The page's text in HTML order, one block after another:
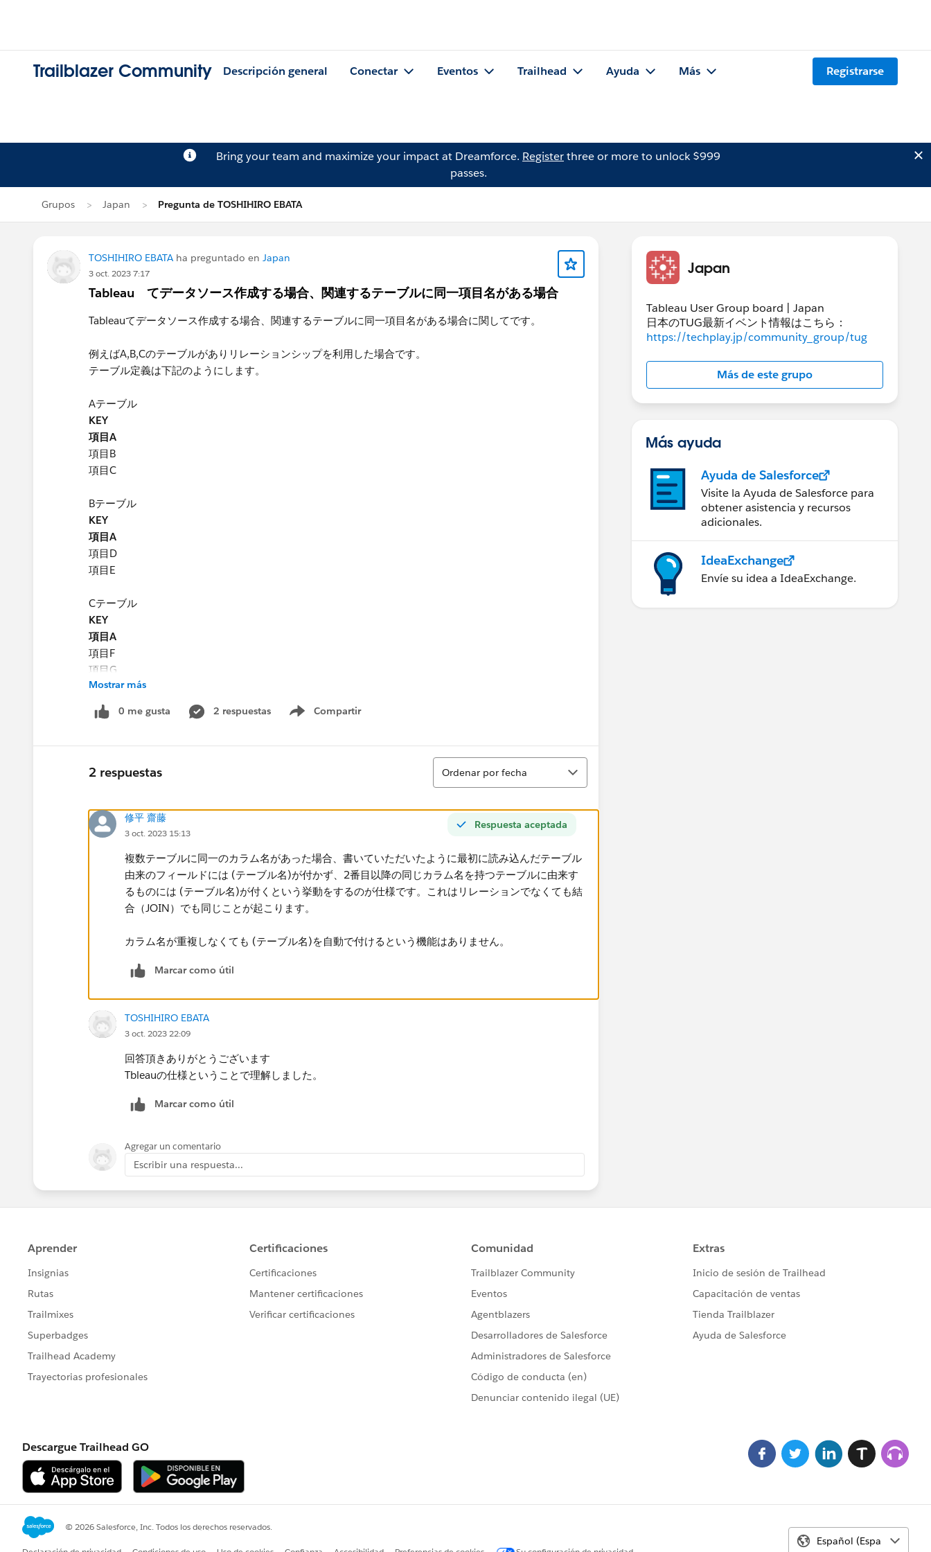
Trailblazer Community Descripción general Conectar Eventos Trailhead Ayuda Más Registrarse
Bring your team and maximize your impact at Dreamforce. Registerthree or more to unlock $999
passes.
Grupos Japan Pregunta de TOSHIHIRO EBATA
TOSHIHIRO EBATA ha preguntado en Japan
3 oct. 2023 7:17
Tableau てデータソース作成する場合、関連するテーブルに同一項目名がある場合
Tableauてデータソース作成する場合、関連するテーブルに同一項目名がある場合に関してです。
例えばA,B,Cのテーブルがありリレーションシップを利用した場合です。
テーブル定義は下記のようにします。
Aテーブル
KEY
項目A
項目B
項目C
Bテーブル
KEY
項目A
項目D
項目E
Cテーブル
KEY
項目A
項目F
項目G
テーブルA,B,Cを各KEY項目が一致する場合を条件としてリレーションシップを組みデータソースを作成す
る。
表示されます。
KEY
項目A
Bテーブル
KEY(Bテーブル)
Cテーブル
項目A(Cテーブル)
項目F
項目G
同一項目であれば上記のように
原則、項目名+(テーブル名）が付与された状態で表示されます。
Aテーブルには付与されない。
発生した事象ですが、データソース作成時にテーブルを選択する順番によって項目名+(テーブル名）が付
与されるテーブルが異なります。
項目E
KEY(Cテーブル)
上記のようにBテーブルには項目名としてテーブル名が付与されていない。
対応としては再度データソースを作成する場合、同一手順で対応しました。
項目名+テーブル名
Mostrar más
0 me gusta 2 respuestas Compartir
Show menu
2 respuestas
Ordenar
Ordenar por fecha
Respuesta aceptada
修平 齋藤
3 oct. 2023 15:13
複数テーブルに同一のカラム名があった場合、書いていただいたように最初に読み込んだテーブル
由来のフィールドには (テーブル名)が付かず、2番目以降の同じカラム名を持つテーブルに由来す
るものには (テーブル名)が付くという挙動をするのが仕様です。これはリレーションでなくても結
合（JOIN）でも同じことが起こります。
カラム名が重複しなくても (テーブル名)を自動で付けるという機能はありません。
Marcar como útil
TOSHIHIRO EBATA
3 oct. 2023 22:09
回答頂きありがとうございます
Tbleauの仕様ということで理解しました。
Marcar como útil
Agregar un comentario
Escribir una respuesta...
Japan
Tableau User Group board | Japan
日本のTUG最新イベント情報はこちら：
https://techplay.jp/community_group/tug
Más de este grupo
Más ayuda
Ayuda de Salesforce
Visite la Ayuda de Salesforce para
obtener asistencia y recursos
adicionales.
IdeaExchange
Envíe su idea a IdeaExchange.